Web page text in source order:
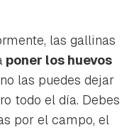
las gallinas
poner los huevos
las puedes dejar
todo el día. Debes
por el campo, el